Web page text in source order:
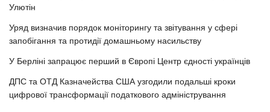
Улютін
Уряд визначив порядок моніторингу та звітування у сфері
запобігання та протидії домашньому насильству
У Берліні запрацює перший в Європі Центр єдності українців
ДПС та ОТД Казначейства США узгодили подальші кроки
цифрової трансформації податкового адміністрування